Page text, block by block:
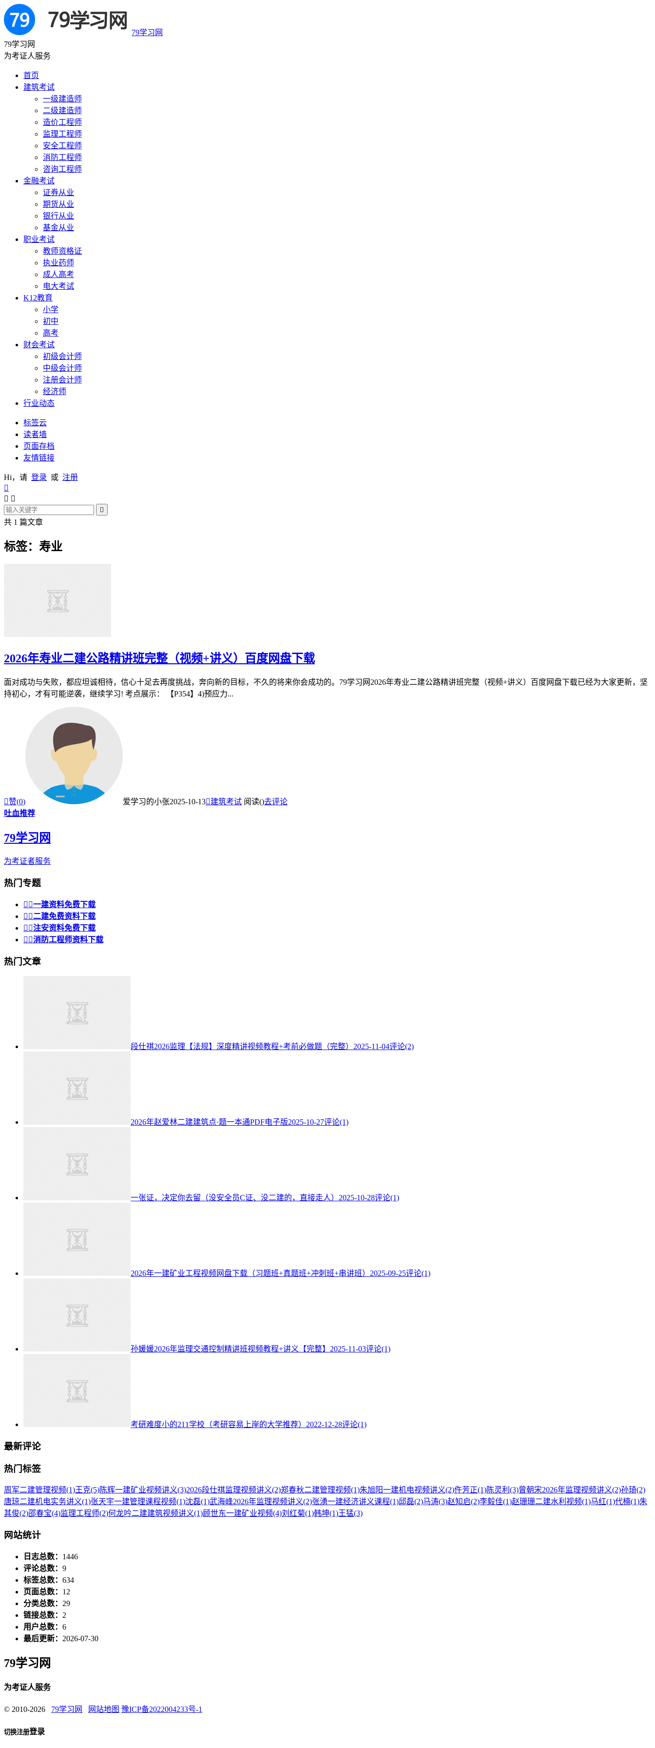
79学习网
79学习网
为考证人服务
首页
建筑考试
一级建造师
二级建造师
造价工程师
监理工程师
安全工程师
消防工程师
咨询工程师
金融考试
证券从业
期货从业
银行从业
基金从业
职业考试
教师资格证
执业药师
成人高考
电大考试
K12教育
小学
初中
高考
财会考试
初级会计师
中级会计师
注册会计师
经济师
行业动态
标签云
读者墙
页面存档
友情链接
Hi，请 登录 或 注册

 

共 1 篇文章
标签：寿业
2026年寿业二建公路精讲班完整（视频+讲义）百度网盘下载
面对成功与失败，都应坦诚相待，信心十足去再度挑战，奔向新的目标，不久的将来你会成功的。79学习网2026年寿业二建公路精讲班完整（视频+讲义）百度网盘下载已经为大家更新，坚
持初心，才有可能逆袭，继续学习! 考点展示： 【P354】4)预应力...
赞(0) 爱学习的小张2025-10-13建筑考试 阅读()去评论
吐血推荐
79学习网
为考证者服务
热门专题
 一建资料免费下载
 二建免费资料下载
 注安资料免费下载
 消防工程师资料下载
热门文章
段仕祺2026监理【法规】深度精讲视频教程+考前必做题（完整） 2025-11-04评论(2)
2026年赵爱林二建建筑点·题一本通PDF电子版2025-10-27评论(1)
一张证，决定你去留（没安全员C证、没二建的，直接走人） 2025-10-28评论(1)
2026年一建矿业工程视频网盘下载（习题班+真题班+冲刺班+串讲班） 2025-09-25评论(1)
孙媛媛2026年监理交通控制精讲班视频教程+讲义【完整】 2025-11-03评论(1)
考研难度小的211学校（考研容易上岸的大学推荐） 2022-12-28评论(1)
最新评论
热门标签
周军二建管理视频(1)王克(5)陈辉一建矿业视频讲义(3)2026段仕祺监理视频讲义(2)郑春秋二建管理视频(1)朱旭阳一建机电视频讲义(2)仵芳正(1)陈灵利 (3)曾朝宋2026年监理视频讲义(2)孙琦(2)
唐琼二建机电实务讲义(1)张天宇一建管理课程视频(1)沈磊(1)武海峰2026年监理视频讲义(2)张湧一建经济讲义课程(1)邱磊(2)马涛(3)赵知启(2)李毅佳(1)赵珊珊二建水利视频(1)马红(1)代楠(1)朱
其俊(2)邵春宝(4)监理工程师(2)何龙吟二建建筑视频讲义(1)顾世东一建矿业视频(4)刘红菊(1)韩坤(1)王猛(3)
网站统计
日志总数： 1446
评论总数： 9
标签总数： 634
页面总数： 12
分类总数： 29
链接总数： 2
用户总数： 6
最后更新： 2026-07-30
79学习网
为考证人服务
© 2010-2026 79学习网 网站地图 豫ICP备2022004233号-1
切换注册登录